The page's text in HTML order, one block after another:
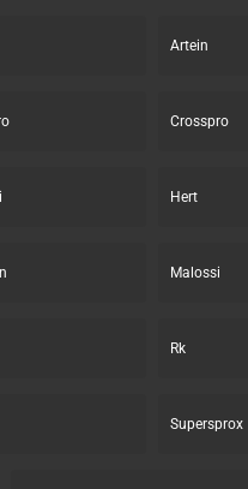
Artein
Crosspro
Hert
Malossi
Rk
Supersprox